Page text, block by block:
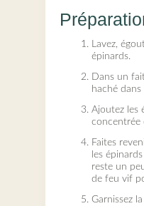
Lavez,
épinards.
Dans un
haché dans
Ajoutez les
concentrée
Faites
les
reste un
de feu vif
Garnissez